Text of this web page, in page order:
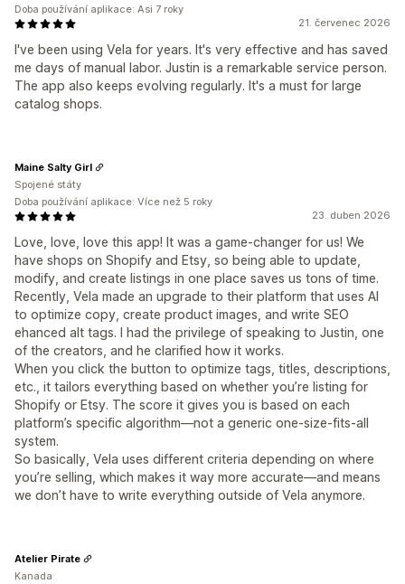
21. červenec 2026
I've been using Vela for years. It's very effective and has saved
me days of manual labor. Justin is a remarkable service person.
The app also keeps evolving regularly. It's a must for large
catalog shops.
Doba používání aplikace: Asi 7 roky
23. duben 2026
Love, love, love this app! It was a game-changer for us! We
have shops on Shopify and Etsy, so being able to update,
modify, and create listings in one place saves us tons of time.
Recently, Vela made an upgrade to their platform that uses AI
to optimize copy, create product images, and write SEO
ehanced alt tags. I had the privilege of speaking to Justin, one
of the creators, and he clarified how it works.
When you click the button to optimize tags, titles, descriptions,
etc., it tailors everything based on whether you’re listing for
Shopify or Etsy. The score it gives you is based on each
platform’s specific algorithm—not a generic one-size-fits-all
system.
So basically, Vela uses different criteria depending on where
you’re selling, which makes it way more accurate—and means
we don’t have to write everything outside of Vela anymore.
Maine Salty Girl
Spojené státy
Doba používání aplikace: Více než 5 roky
Atelier Pirate
Kanada